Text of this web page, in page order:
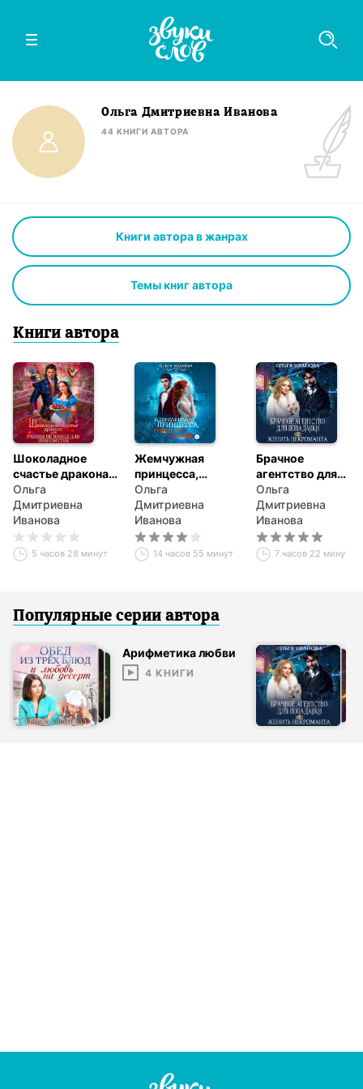
Ольга Дмитриевна Иванова
44 КНИГИ АВТОРА
Книги автора в жанрах
Темы книг автора
Книги автора
Шоколадное
счастье дракона,
или Развод не
повод для
знакомства
Ольга
Дмитриевна
Иванова
5 часов 28 минут
Жемчужная
принцесса,
рубиновый
король
Ольга
Дмитриевна
Иванова
14 часов 55 минут
Брачное
агентство для
попаданки, или
Женить
некроманта
Ольга
Дмитриевна
Иванова
7 часов 22 минуты
Популярные серии автора
Арифметика любви
4 КНИГИ